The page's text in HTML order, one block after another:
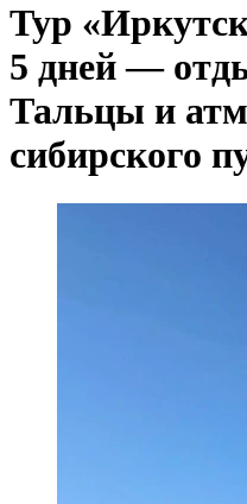
Тур
5 дней —
Тальцы и
сибирского